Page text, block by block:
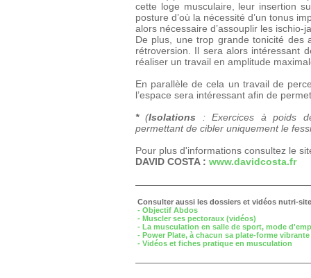
cette loge musculaire, leur insertion
posture d’où la nécessité d’un tonus
alors nécessaire d’assouplir les ischio-
De plus, une trop grande tonicité des
rétroversion. Il sera alors intéressant
réaliser un travail en amplitude
En parallèle de cela un travail de
l’espace sera intéressant afin de
*(Isolations : Exercices à poids
permettant de cibler uniquement le
Pour plus d'informations consultez le
DAVID COSTA : www.davidcosta.fr
Consulter aussi les dossiers et vidéos nutri-
- Objectif Abdos
- Muscler ses pectoraux (vidéos)
- La musculation en salle de sport, mode
- Power Plate, à chacun sa plate-forme
- Vidéos et fiches pratique en musculation